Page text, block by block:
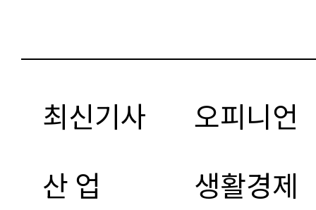
최신기사
오피니언
산 업
생활경제